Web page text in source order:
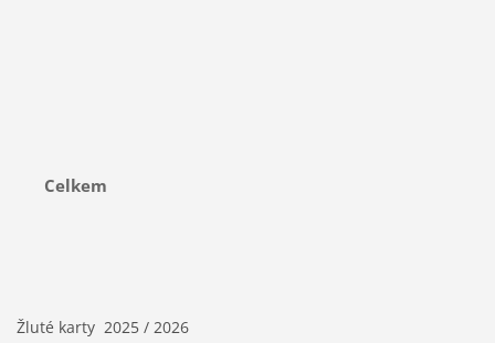
Celkem
Žluté karty 2025 / 2026